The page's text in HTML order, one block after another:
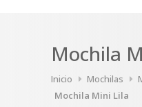
Mochila
Inicio Mochilas
Mochila Mini Lila